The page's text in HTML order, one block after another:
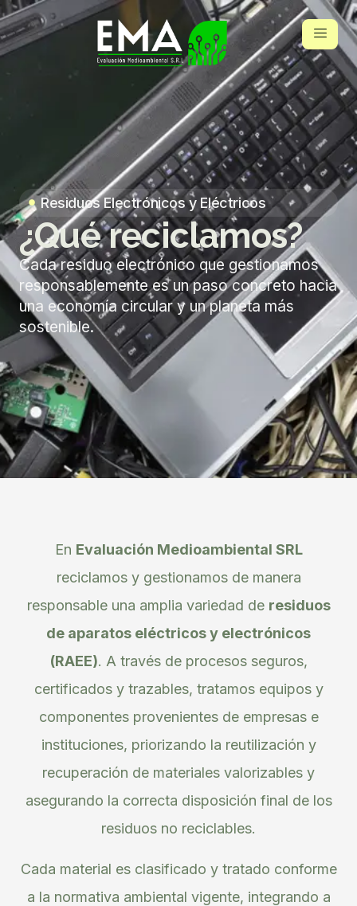
Residuos Electrónicos y Eléctricos
¿Qué reciclamos?
Cada residuo electrónico que gestionamos
responsablemente es un paso concreto hacia
una economía circular y un planeta más
sostenible.
En Evaluación Medioambiental SRL
reciclamos y gestionamos de manera
responsable una amplia variedad de residuos
de aparatos eléctricos y electrónicos
(RAEE). A través de procesos seguros,
certificados y trazables, tratamos equipos y
componentes provenientes de empresas e
instituciones, priorizando la reutilización y
recuperación de materiales valorizables y
asegurando la correcta disposición final de los
residuos no reciclables.
Cada material es clasificado y tratado conforme
a la normativa ambiental vigente, integrando a